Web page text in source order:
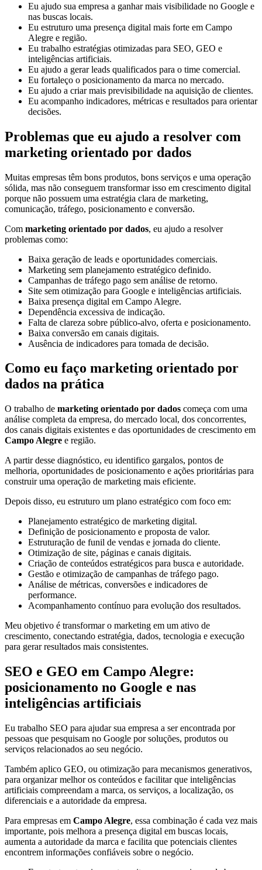
Eu ajudo sua empresa a ganhar mais visibilidade no Google e
nas buscas locais.
Eu estruturo uma presença digital mais forte em Campo
Alegre e região.
Eu trabalho estratégias otimizadas para SEO, GEO e
inteligências artificiais.
Eu ajudo a gerar leads qualificados para o time comercial.
Eu fortaleço o posicionamento da marca no mercado.
Eu ajudo a criar mais previsibilidade na aquisição de clientes.
Eu acompanho indicadores, métricas e resultados para orientar
decisões.
Problemas que eu ajudo a resolver com
marketing orientado por dados
Muitas empresas têm bons produtos, bons serviços e uma operação
sólida, mas não conseguem transformar isso em crescimento digital
porque não possuem uma estratégia clara de marketing,
comunicação, tráfego, posicionamento e conversão.
Com marketing orientado por dados, eu ajudo a resolver
problemas como:
Baixa geração de leads e oportunidades comerciais.
Marketing sem planejamento estratégico definido.
Campanhas de tráfego pago sem análise de retorno.
Site sem otimização para Google e inteligências artificiais.
Baixa presença digital em Campo Alegre.
Dependência excessiva de indicação.
Falta de clareza sobre público-alvo, oferta e posicionamento.
Baixa conversão em canais digitais.
Ausência de indicadores para tomada de decisão.
Como eu faço marketing orientado por
dados na prática
O trabalho de marketing orientado por dados começa com uma
análise completa da empresa, do mercado local, dos concorrentes,
dos canais digitais existentes e das oportunidades de crescimento em
Campo Alegre e região.
A partir desse diagnóstico, eu identifico gargalos, pontos de
melhoria, oportunidades de posicionamento e ações prioritárias para
construir uma operação de marketing mais eficiente.
Depois disso, eu estruturo um plano estratégico com foco em:
Planejamento estratégico de marketing digital.
Definição de posicionamento e proposta de valor.
Estruturação de funil de vendas e jornada do cliente.
Otimização de site, páginas e canais digitais.
Criação de conteúdos estratégicos para busca e autoridade.
Gestão e otimização de campanhas de tráfego pago.
Análise de métricas, conversões e indicadores de
performance.
Acompanhamento contínuo para evolução dos resultados.
Meu objetivo é transformar o marketing em um ativo de
crescimento, conectando estratégia, dados, tecnologia e execução
para gerar resultados mais consistentes.
SEO e GEO em Campo Alegre:
posicionamento no Google e nas
inteligências artificiais
Eu trabalho SEO para ajudar sua empresa a ser encontrada por
pessoas que pesquisam no Google por soluções, produtos ou
serviços relacionados ao seu negócio.
Também aplico GEO, ou otimização para mecanismos generativos,
para organizar melhor os conteúdos e facilitar que inteligências
artificiais compreendam a marca, os serviços, a localização, os
diferenciais e a autoridade da empresa.
Para empresas em Campo Alegre, essa combinação é cada vez mais
importante, pois melhora a presença digital em buscas locais,
aumenta a autoridade da marca e facilita que potenciais clientes
encontrem informações confiáveis sobre o negócio.